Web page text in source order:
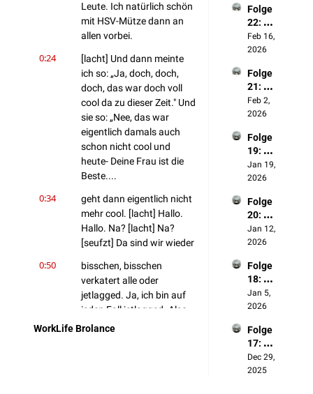
Leute. Ich natürlich schön
mit HSV-Mütze dann an
allen vorbei.
0:24
[lacht] Und dann meinte
ich so: „Ja, doch, doch,
doch, das war doch voll
cool da zu dieser Zeit." Und
sie so: „Nee, das war
eigentlich damals auch
schon nicht cool und
heute- Deine Frau ist die
Beste....
0:34
geht dann eigentlich nicht
mehr cool. [lacht] Hallo.
Hallo. Na? [lacht] Na?
[seufzt] Da sind wir wieder
0:50
bisschen, bisschen
verkatert alle oder
jetlagged. Ja, ich bin auf
jeden Fall jetlagged. Also
ich bin halb zwei, glaub ich,
WorkLife Brolance
Influen
cer
Folge
22:
Was
wir
anders
sehen
…
Feb 16,
2026
Folge
21:
Ziele
2026
Feb 2,
2026
Folge
19:
Künstli
che
enz
Jan 19,
2026
Folge
20:
Jahres
rückbli
2025
Jan 12,
2026
Folge
18:
Produk
tivität
Jan 5,
2026
Folge
17:
Hobby
Dec 29,
2025